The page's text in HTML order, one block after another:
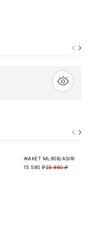
ЖАКЕТ ML908/ASIRI
25 990 ₽
15 590 ₽